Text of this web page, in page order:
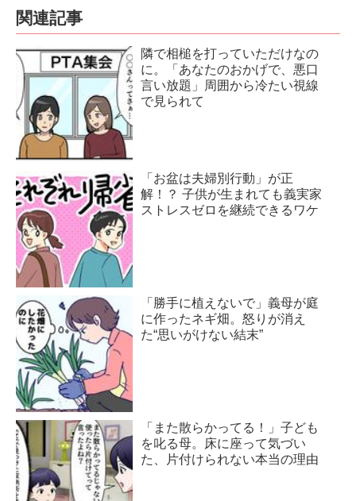
関連記事
隣で相槌を打っていただけなの
に。「あなたのおかげで、悪口
言い放題」周囲から冷たい視線
で見られて
「お盆は夫婦別行動」が正
解！？ 子供が生まれても義実家
ストレスゼロを継続できるワケ
「勝手に植えないで」義母が庭
に作ったネギ畑。怒りが消え
た“思いがけない結末”
「また散らかってる！」子ども
を叱る母。床に座って気づい
た、片付けられない本当の理由